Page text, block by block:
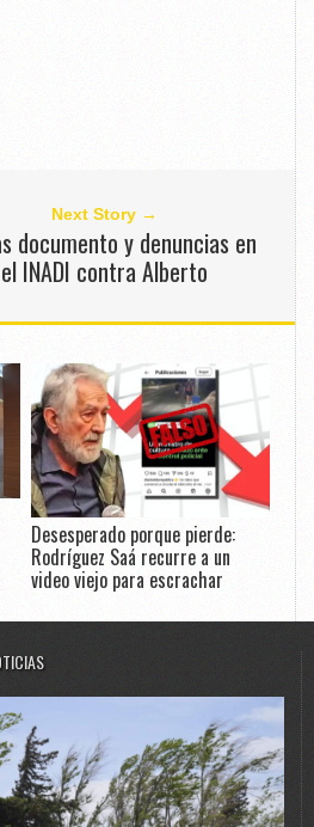
Next Story →
documento y denuncias en
el INADI contra Alberto
Desesperado porque pierde:
Rodríguez Saá recurre a un
video viejo para escrachar